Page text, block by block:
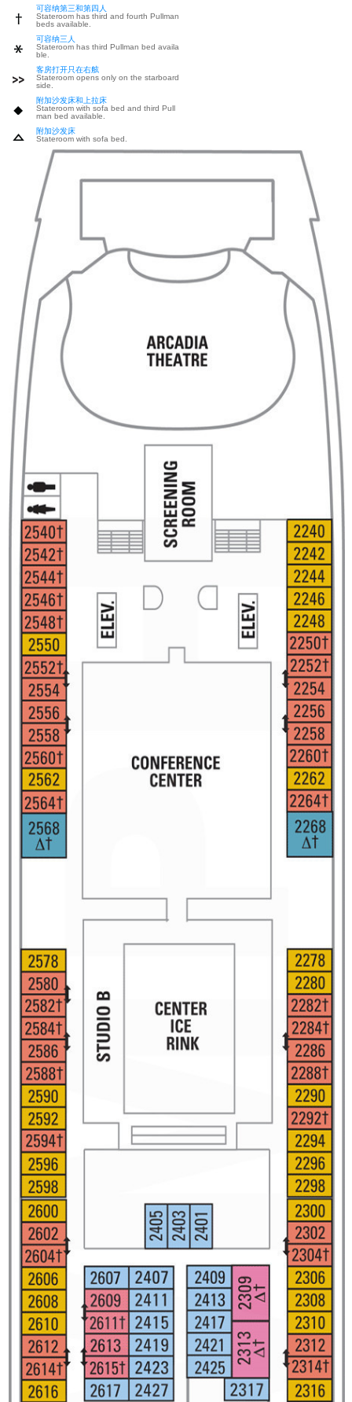
可容纳第三和第四人
Stateroom has third and fourth Pullman
beds available.
可容纳三人
Stateroom has third Pullman bed availa
ble.
客房打开只在右舷
Stateroom opens only on the starboard
side.
附加沙发床和上拉床
Stateroom with sofa bed and third Pull
man bed available.
附加沙发床
Stateroom with sofa bed.